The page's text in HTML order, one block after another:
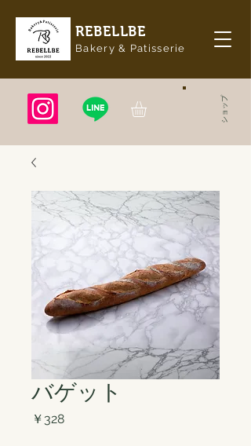
ショップ
REBELLBE
Bakery & Patisserie
バゲット
￥328価